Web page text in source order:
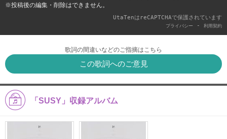
※投稿後の編集・削除はできません。
UtaTenはreCAPTCHAで保護されています
プライバシー - 利用契約
歌詞の間違いなどのご指摘はこちら
この歌詞へのご意見
「SUSY」収録アルバム